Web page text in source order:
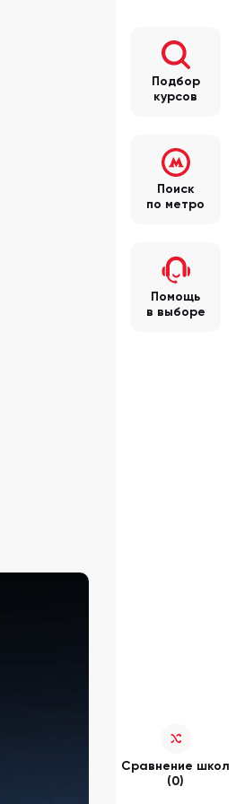
Подбор
курсов
Поиск
по метро
Помощь
в выборе
Сравнение школ
(0)